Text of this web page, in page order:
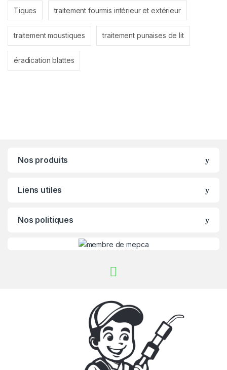
Tiques traitement fourmis intérieur et extérieur
traitement moustiques traitement punaises de lit
éradication blattes
Nos produits
Liens utiles
Nos politiques